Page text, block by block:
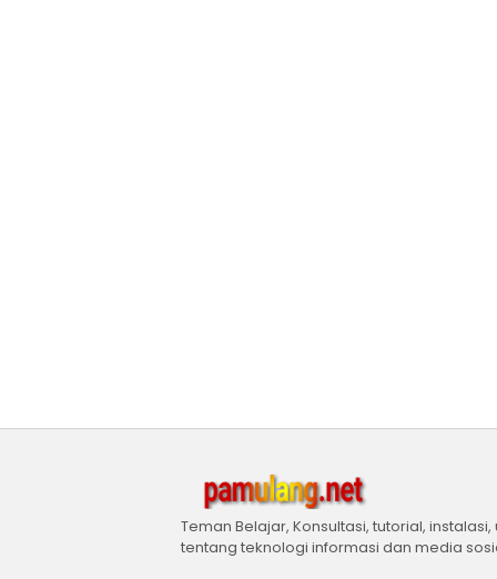
Teman Belajar, Konsultasi, tutorial,
tentang teknologi informasi dan media